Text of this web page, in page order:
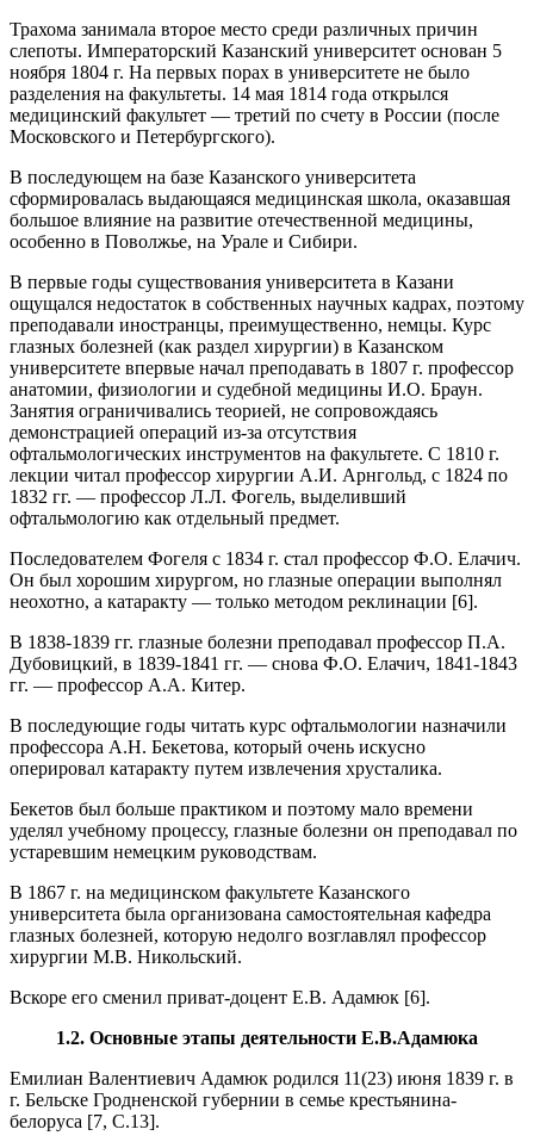
Трахома занимала второе место среди различных причин
слепоты. Императорский Казанский университет основан 5
ноября 1804 г. На первых порах в университете не было
разделения на факультеты. 14 мая 1814 года открылся
медицинский факультет — третий по счету в России (после
Московского и Петербургского).
В последующем на базе Казанского университета
сформировалась выдающаяся медицинская школа, оказавшая
большое влияние на развитие отечественной медицины,
особенно в Поволжье, на Урале и Сибири.
В первые годы существования университета в Казани
ощущался недостаток в собственных научных кадрах, поэтому
преподавали иностранцы, преимущественно, немцы. Курс
глазных болезней (как раздел хирургии) в Казанском
университете впервые начал преподавать в 1807 г. профессор
анатомии, физиологии и судебной медицины И.О. Браун.
Занятия ограничивались теорией, не сопровождаясь
демонстрацией операций из-за отсутствия
офтальмологических инструментов на факультете. С 1810 г.
лекции читал профессор хирургии А.И. Арнгольд, с 1824 по
1832 гг. — профессор Л.Л. Фогель, выделивший
офтальмологию как отдельный предмет.
Последователем Фогеля с 1834 г. стал профессор Ф.О. Елачич.
Он был хорошим хирургом, но глазные операции выполнял
неохотно, а катаракту — только методом реклинации [6].
В 1838-1839 гг. глазные болезни преподавал профессор П.А.
Дубовицкий, в 1839-1841 гг. — снова Ф.О. Елачич, 1841-1843
гг. — профессор А.А. Китер.
В последующие годы читать курс офтальмологии назначили
профессора А.Н. Бекетова, который очень искусно
оперировал катаракту путем извлечения хрусталика.
Бекетов был больше практиком и поэтому мало времени
уделял учебному процессу, глазные болезни он преподавал по
устаревшим немецким руководствам.
В 1867 г. на медицинском факультете Казанского
университета была организована самостоятельная кафедра
глазных болезней, которую недолго возглавлял профессор
хирургии М.В. Никольский.
Вскоре его сменил приват-доцент Е.В. Адамюк [6].
1.2. Основные этапы деятельности Е.В.Адамюка
Емилиан Валентиевич Адамюк родился 11(23) июня 1839 г. в
г. Бельске Гродненской губернии в семье крестьянина-
белоруса [7, C.13].